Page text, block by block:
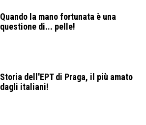
Quando la mano fortunata è una
questione di... pelle!
Storia dell'EPT di Praga, il più amato
dagli italiani!